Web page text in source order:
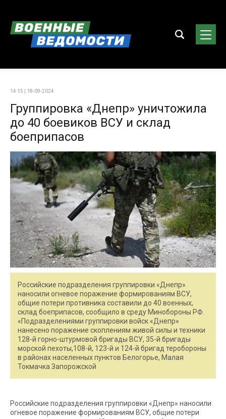
14:15 | 18-09-2024
Группировка «Днепр» уничтожила
до 40 боевиков ВСУ и склад
боеприпасов
Российские подразделения группировки «Днепр»
наносили огневое поражение формированиям ВСУ,
общие потери противника составили до 40 военных,
склад боеприпасов, сообщило в среду Минобороны РФ.
«Подразделениями группировки войск «Днепр»
нанесено поражение скоплениям живой силы и техники
128-й горно-штурмовой бригады ВСУ, 35-й бригады
морской пехоты,108-й, 123-й и 124-й бригад теробороны
в районах населенных пунктов Белогорье, Малая
Токмачка Запорожской
Российские подразделения группировки «Днепр» наносили
огневое поражение формированиям ВСУ, общие потери